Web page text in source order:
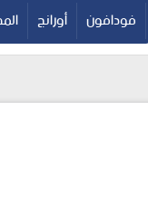
فودافون أورانج